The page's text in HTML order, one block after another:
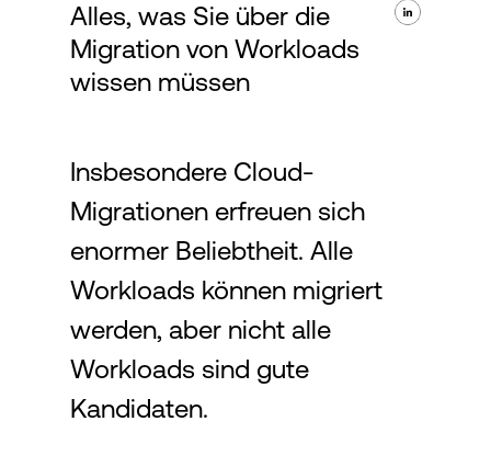
Über uns
Login
Alles, was Sie über die
Migration von Workloads
wissen müssen
Insbesondere Cloud-
Migrationen erfreuen sich
enormer Beliebtheit. Alle
Workloads können migriert
werden, aber nicht alle
Workloads sind gute
Kandidaten.